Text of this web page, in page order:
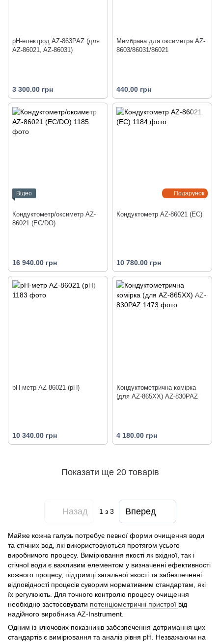
pH-електрод AZ-863PAZ (для
AZ-86021, AZ-86031)
3 300.00 грн
Мембрана для оксиметра AZ-
8603/86031/86021
440.00 грн
Відео
Кондуктометр/оксиметр AZ-
86021 (EC/DO)
16 940.00 грн
Подарунок
Кондуктометр AZ-86021 (EC)
10 780.00 грн
pH-метр AZ-86021 (pH)
10 340.00 грн
Кондуктометрична комірка
(для AZ-865XX) AZ-830PAZ
4 180.00 грн
Показати ще 20 товарів
Назад 1з 3 Вперед
Майже кожна галузь потребує певної форми очищення води
та стічних вод, які використовуються протягом усього
виробничого процесу. Вимірювання якості як вхідної, так і
стічної води є важливим елементом у визначенні ефективності
кожного процесу, підтримці загальної якості та забезпеченні
відповідності процесів суворим нормативним стандартам, які
їх регулюють. Для точного контролю процесу очищення
необхідно застосовувати потенціометричні пристрої від
надійного виробника AZ-Instrument.
Одним із ключових показників забезпечення дотримання цих
стандартів є вимірювання та аналіз рівня pH. Незважаючи на